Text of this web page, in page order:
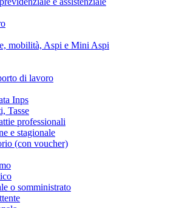
mobilità, Aspi e Mini Aspi
di lavoro
Inps
Tasse
professionali
e stagionale
(con voucher)
o somministrato